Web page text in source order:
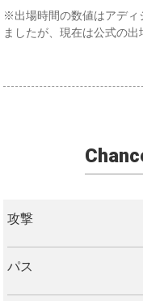
※出場時間の数値はアディ
ましたが、現在は公式の出
攻撃
パス